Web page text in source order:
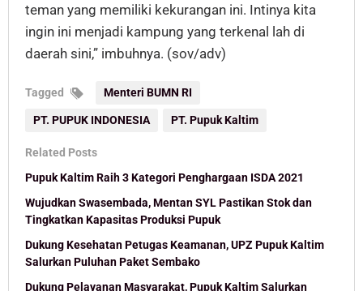
teman yang memiliki kekurangan ini. Intinya kita
ingin ini menjadi kampung yang terkenal lah di
daerah sini,” imbuhnya. (sov/adv)
Tagged Menteri BUMN RI
PT. PUPUK INDONESIA PT. Pupuk Kaltim
Related Posts
Pupuk Kaltim Raih 3 Kategori Penghargaan ISDA 2021
Wujudkan Swasembada, Mentan SYL Pastikan Stok dan
Tingkatkan Kapasitas Produksi Pupuk
Dukung Kesehatan Petugas Keamanan, UPZ Pupuk Kaltim
Salurkan Puluhan Paket Sembako
Dukung Pelayanan Masyarakat, Pupuk Kaltim Salurkan